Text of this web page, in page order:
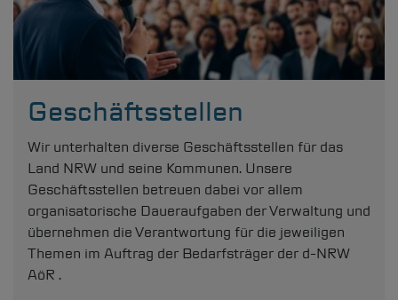
Geschäftsstellen
Wir unterhalten diverse Geschäftsstellen für das
Land NRW und seine Kommunen. Unsere
Geschäftsstellen betreuen dabei vor allem
organisatorische Daueraufgaben der Verwaltung und
übernehmen die Verantwortung für die jeweiligen
Themen im Auftrag der Bedarfsträger der d-NRW
AöR .